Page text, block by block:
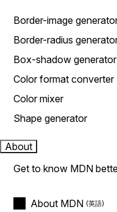
Border-image
Border-radius
Box-shadow generator
Color format converter
Color mixer
Shape generator
About
Get to know MDN
About MDN